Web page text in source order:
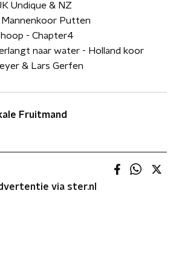
Undique & NZ
Putten
- Chapter4
naar water - Holland koor
& Lars Gerfen
Fruitmand
via ster.nl